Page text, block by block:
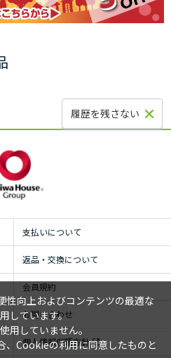
履歴を残さない
支払いについて
返品・交換について
会員規約
お問い合わせ
個人情報保護方針
性向上およびコンテンツの最適な
しています。
用していません。
、Cookieの利用に同意したものと